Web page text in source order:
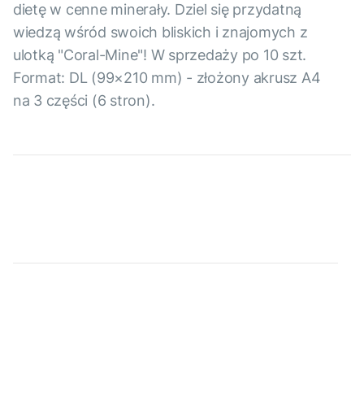
dietę w cenne minerały. Dziel się przydatną
wiedzą wśród swoich bliskich i znajomych z
ulotką "Coral-Mine"! W sprzedaży po 10 szt.
Format: DL (99×210 mm) - złożony akrusz A4
na 3 części (6 stron).